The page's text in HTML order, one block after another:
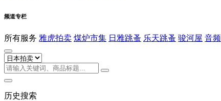
频道专栏
所有服务 雅虎拍卖 煤炉市集 日雅跳蚤 乐天跳蚤 骏河屋 音频
历史搜索